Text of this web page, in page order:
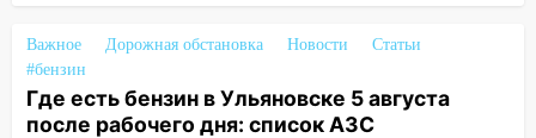
припаркованный автомобиль
12:37 Переезжал «зебру» на
велосипеде и попал под колеса
Важное Дорожная обстановка Новости
Статьи
#бензин
Где есть бензин в Ульяновске 5 августа
после рабочего дня: список АЗС